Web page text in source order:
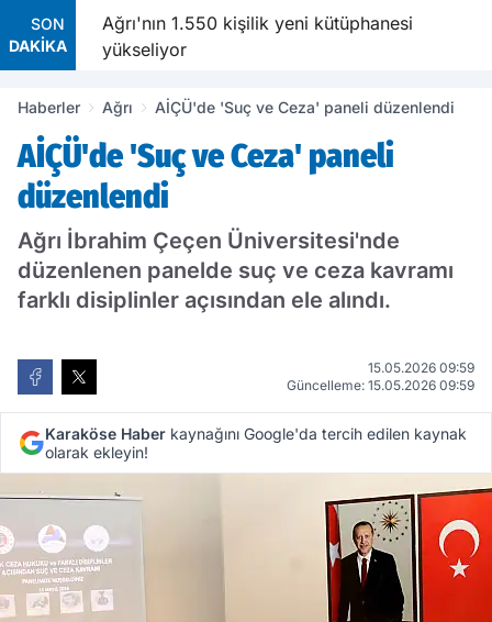
SON
DAKİKA
Ağrı'nın 1.550 kişilik yeni kütüphanesi
yükseliyor
Haberler Ağrı AİÇÜ'de 'Suç ve Ceza' paneli düzenlendi
AİÇÜ'de 'Suç ve Ceza' paneli
düzenlendi
Ağrı İbrahim Çeçen Üniversitesi'nde
düzenlenen panelde suç ve ceza kavramı
farklı disiplinler açısından ele alındı.
15.05.2026 09:59
Güncelleme: 15.05.2026 09:59
Karaköse Haber kaynağını Google'da tercih edilen kaynak
olarak ekleyin!